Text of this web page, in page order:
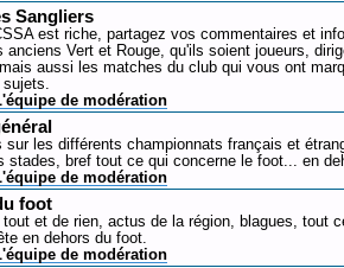
Sangliers
est riche, partagez vos commentaires et
anciens Vert et Rouge, qu'ils soient joueurs,
aussi les matches du club qui vous ont
de modération
sur les différents championnats français et
stades, bref tout ce qui concerne le foot... en
de modération
foot
tout et de rien, actus de la région, blagues, tout
en dehors du foot.
de modération